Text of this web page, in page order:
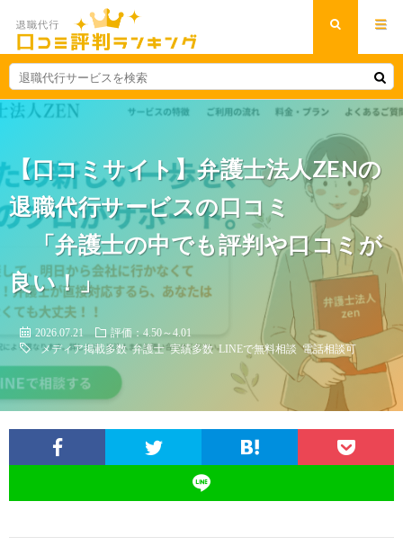
【口コミサイト】弁護士法人ZENの
退職代行サービスの口コミ
「弁護士の中でも評判や口コミが
良い！」
2026.07.21
評価：4.50～4.01
メディア掲載多数 弁護士 実績多数 LINEで無料相談 電話相談可